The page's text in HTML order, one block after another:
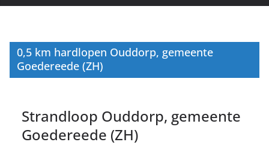
0,5 km hardlopen Ouddorp, gemeente
Goedereede (ZH)
Strandloop Ouddorp, gemeente
Goedereede (ZH)